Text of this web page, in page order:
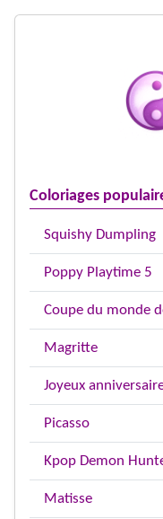
Coloriages
Squishy Dumpling
Poppy Playtime 5
Coupe du monde
Magritte
Joyeux
Picasso
Kpop Demon
Matisse